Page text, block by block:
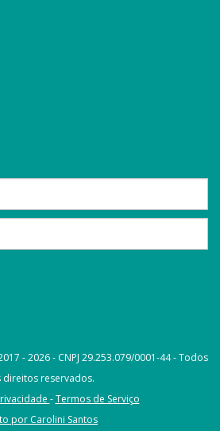
- 2026 - CNPJ 29.253.079/0001-44 - Todos
direitos reservados.
-Termos de Serviço
por Carolini Santos